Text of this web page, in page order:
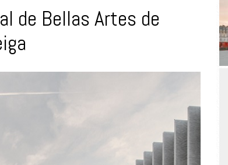
de Bellas Artes de